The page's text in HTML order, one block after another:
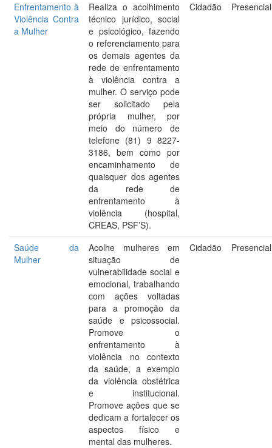
Enfrentamento à
Violência Contra
a Mulher
Realiza o acolhimento
técnico jurídico, social
e psicológico, fazendo
o referenciamento para
os demais agentes da
rede de enfrentamento
à violência contra a
mulher. O serviço pode
ser solicitado pela
própria mulher, por
meio do número de
telefone (81) 9 8227-
3186, bem como por
encaminhamento de
quaisquer dos agentes
da rede de
enfrentamento à
violência (hospital,
CREAS, PSF’S).
Cidadão Presencial
Saúde da
Mulher
Acolhe mulheres em
situação de
vulnerabilidade social e
emocional, trabalhando
com ações voltadas
para a promoção da
saúde e psicossocial.
Promove o
enfrentamento à
violência no contexto
da saúde, a exemplo
da violência obstétrica
e institucional.
Promove ações que se
dedicam a fortalecer os
aspectos físico e
mental das mulheres.
Cidadão Presencial